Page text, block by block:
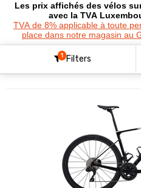
Les prix affichés des vélos
avec la TVA
TVA de 8% applicable à toute
place dans notre magasin au
1 Filters